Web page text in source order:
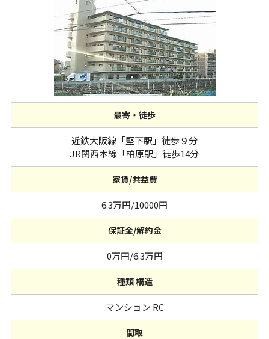
最寄・徒歩
近鉄大阪線「堅下駅」徒歩９分
JR関西本線「柏原駅」徒歩14分
家賃/共益費
6.3万円/10000円
保証金/解約金
0万円/6.3万円
種類 構造
マンション RC
間取